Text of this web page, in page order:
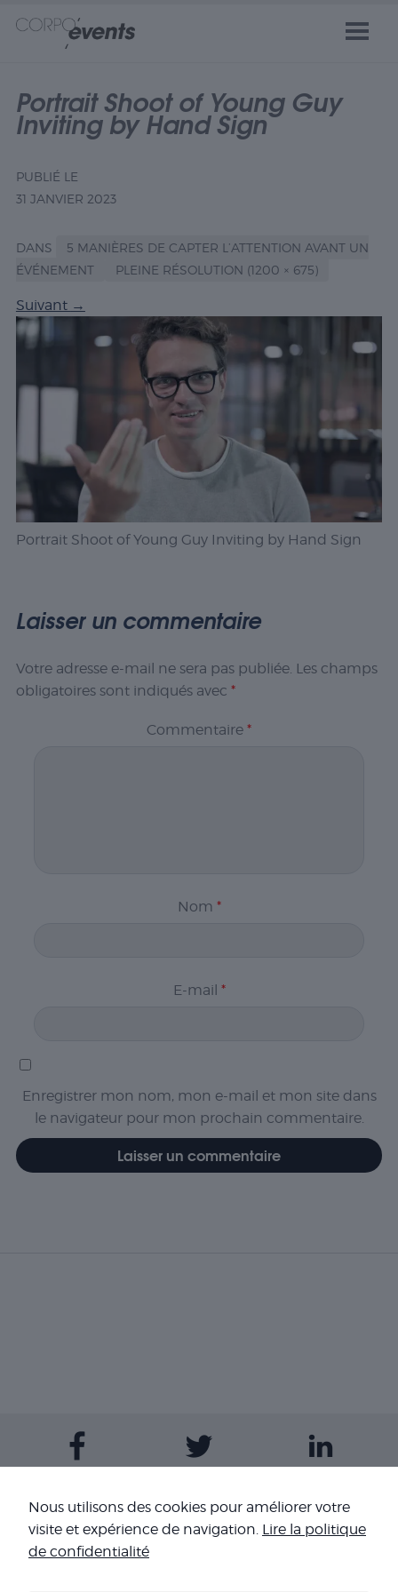
Portrait Shoot of Young Guy
Inviting by Hand Sign
PUBLIÉ LE
31 JANVIER 2023
DANS
5 MANIÈRES DE CAPTER L’ATTENTION AVANT UN
ÉVÉNEMENT
PLEINE RÉSOLUTION (1200 × 675)
Suivant →
Portrait Shoot of Young Guy Inviting by Hand Sign
Laisser un commentaire
Votre adresse e-mail ne sera pas publiée. Les champs
obligatoires sont indiqués avec *
Commentaire *
Nom *
E-mail *
Enregistrer mon nom, mon e-mail et mon site dans
le navigateur pour mon prochain commentaire.
Contactez-nous
Nous utilisons des cookies pour améliorer votre
visite et expérience de navigation. Lire la politique
de confidentialité